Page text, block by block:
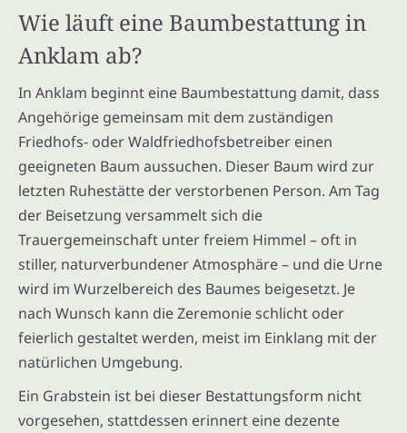
Wie läuft eine Baumbestattung in
Anklam ab?
In Anklam beginnt eine Baumbestattung damit, dass
Angehörige gemeinsam mit dem zuständigen
Friedhofs- oder Waldfriedhofsbetreiber einen
geeigneten Baum aussuchen. Dieser Baum wird zur
letzten Ruhestätte der verstorbenen Person. Am Tag
der Beisetzung versammelt sich die
Trauergemeinschaft unter freiem Himmel – oft in
stiller, naturverbundener Atmosphäre – und die Urne
wird im Wurzelbereich des Baumes beigesetzt. Je
nach Wunsch kann die Zeremonie schlicht oder
feierlich gestaltet werden, meist im Einklang mit der
natürlichen Umgebung.
Ein Grabstein ist bei dieser Bestattungsform nicht
vorgesehen, stattdessen erinnert eine dezente